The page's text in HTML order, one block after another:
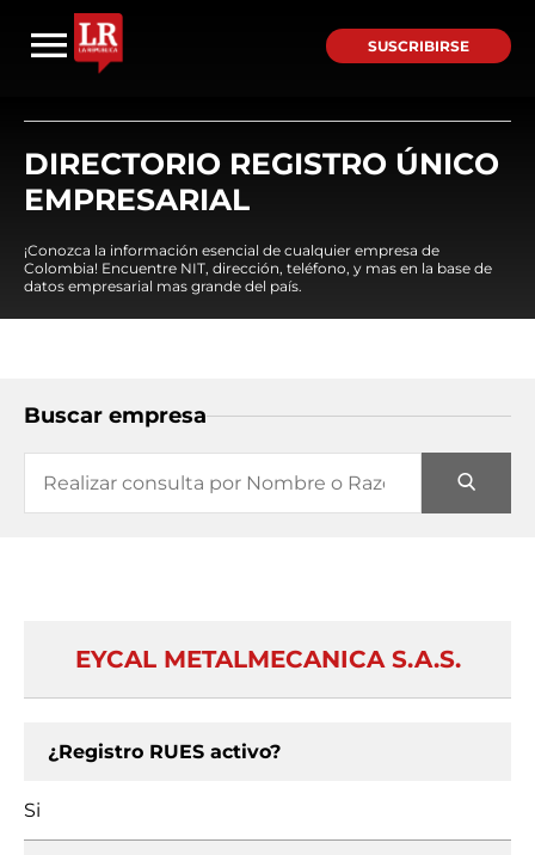
SUSCRIBIRSE
DIRECTORIO REGISTRO ÚNICO
EMPRESARIAL
¡Conozca la información esencial de cualquier empresa de
Colombia! Encuentre NIT, dirección, teléfono, y mas en la base de
datos empresarial mas grande del país.
Buscar empresa
EYCAL METALMECANICA S.A.S.
¿Registro RUES activo?
Si